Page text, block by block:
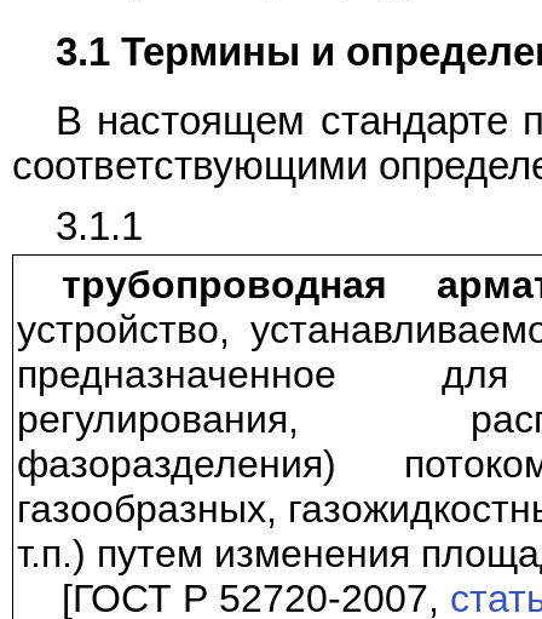
3.1 Термины и
В настоящем стандарте
соответствующими
3.1.1
трубопроводная
устройство,
предназначенное
регулирования,
фазоразделения)
газообразных,
т.п.) путем изменения
[ГОСТ Р 52720-2007,